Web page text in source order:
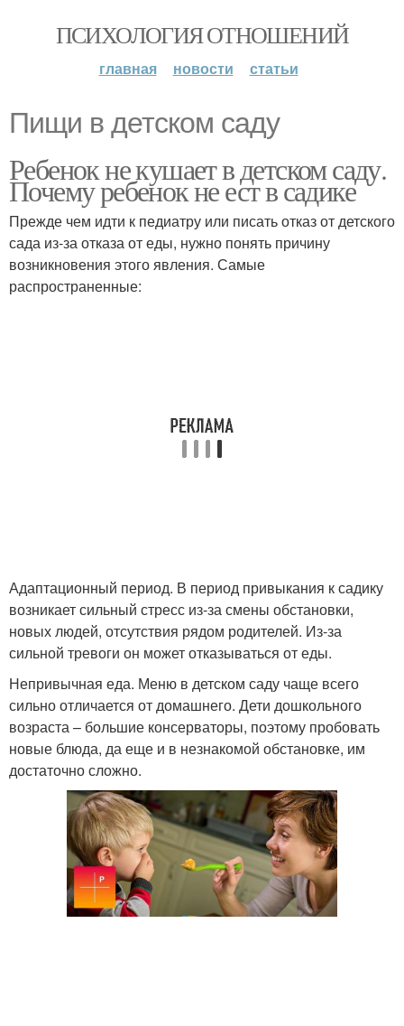
ПСИХОЛОГИЯ ОТНОШЕНИЙ
главная новости статьи
Пищи в детском саду
Ребенок не кушает в детском саду.
Почему ребенок не ест в садике
Прежде чем идти к педиатру или писать отказ от детского
сада из-за отказа от еды, нужно понять причину
возникновения этого явления. Самые
распространенные:
Адаптационный период. В период привыкания к садику
возникает сильный стресс из-за смены обстановки,
новых людей, отсутствия рядом родителей. Из-за
сильной тревоги он может отказываться от еды.
Непривычная еда. Меню в детском саду чаще всего
сильно отличается от домашнего. Дети дошкольного
возраста – большие консерваторы, поэтому пробовать
новые блюда, да еще и в незнакомой обстановке, им
достаточно сложно.